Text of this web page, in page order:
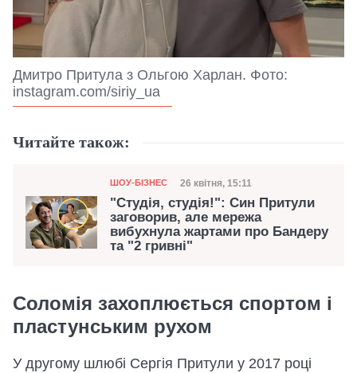
Дмитро Притула з Ольгою Харлан. Фото:
instagram.com/siriy_ua
Читайте також:
Категорія
ШОУ-БІЗНЕС Дата публікації
26 квітня, 15:11
"Студія, студія!": Син Притули
заговорив, але мережа
вибухнула жартами про Бандеру
та "2 гривні"
Соломія захоплюється спортом і
пластунським рухом
У другому шлюбі Сергія Притули у 2017 році